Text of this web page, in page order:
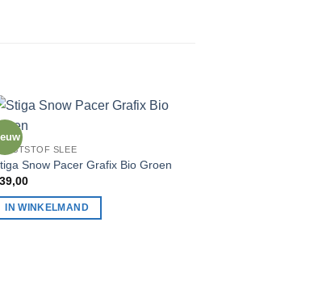
SLEE
Snow Pacer Grafix Bio Groen
IN WINKELMAND